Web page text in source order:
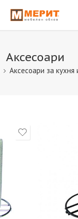
Аксесоари
Аксесоари за кухня